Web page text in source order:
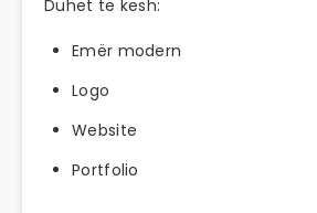
Duhet të kesh:
Emër modern
Logo
Website
Portfolio